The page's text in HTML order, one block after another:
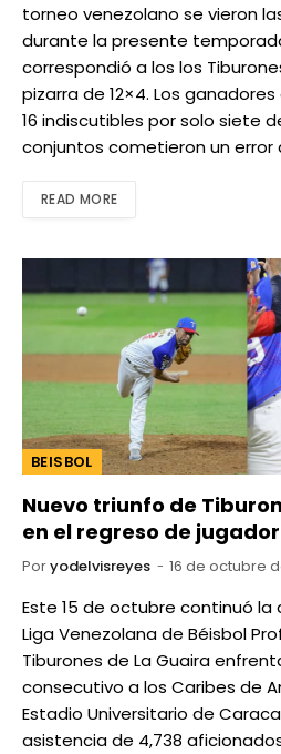
torneo venezolano se vieron
durante la presente
correspondió a los los
pizarra de 12×4. Los
16 indiscutibles por solo siete
conjuntos cometieron un error
READ MORE
BEISBOL
Nuevo triunfo de
en el regreso de
Poryodelvisreyes 16 de octubre
Este 15 de octubre continuó la
Liga Venezolana de Béisbol
Tiburones de La Guaira
consecutivo a los Caribes de
Estadio Universitario de
asistencia de 4,738